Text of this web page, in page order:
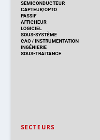
SEMICONDUCTEUR
CAPTEUR/OPTO
PASSIF
AFFICHEUR
LOGICIEL
SOUS-SYSTÈME
CAO/INSTRUMENTATION
INGÉNIERIE
SOUS-TRAITANCE
SECTEURS